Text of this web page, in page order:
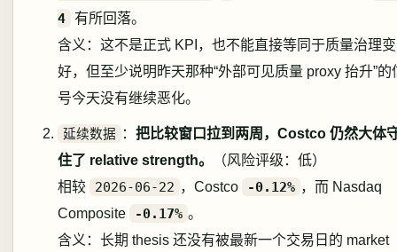
4 有所回落。
含义：这不是正式 KPI，也不能直接等同于质量治理变
好，但至少说明昨天那种“外部可见质量 proxy 抬升”的
号今天没有继续恶化。
延续数据 ： 把比较窗口拉到两周，Costco 仍然大体
住了 relative strength。
（风险评级：低）
相较
2026-06-22 ，Costco -0.12% ，而 Nasdaq
Composite
-0.17% 。
含义：长期 thesis 还没有被最新一个交易日的 market